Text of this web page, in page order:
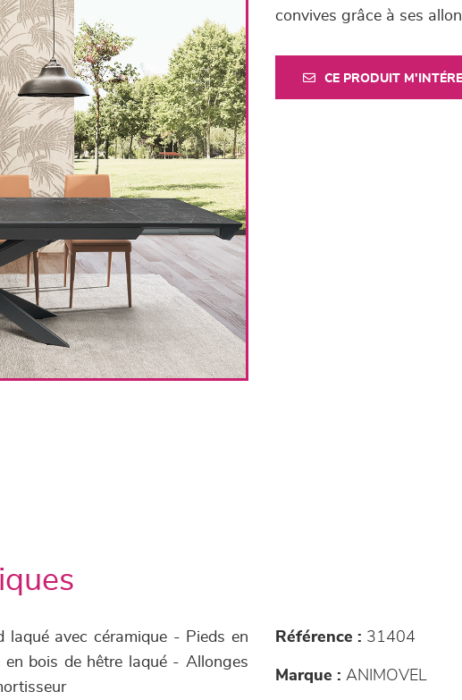
convives grâce à ses
CE PRODUIT
laqué avec céramique - Pieds en
bois de hêtre laqué - Allonges
Référence : 31404
Marque : ANIMOVEL